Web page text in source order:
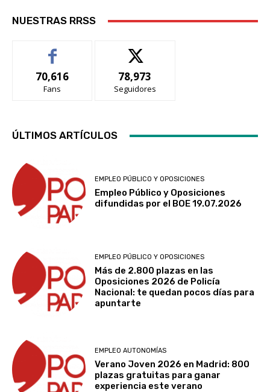
NUESTRAS RRSS
70,616
Fans
78,973
Seguidores
ÚLTIMOS ARTÍCULOS
EMPLEO PÚBLICO Y OPOSICIONES
Empleo Público y Oposiciones
difundidas por el BOE 19.07.2026
EMPLEO PÚBLICO Y OPOSICIONES
Más de 2.800 plazas en las
Oposiciones 2026 de Policía
Nacional: te quedan pocos días para
apuntarte
EMPLEO AUTONOMÍAS
Verano Joven 2026 en Madrid: 800
plazas gratuitas para ganar
experiencia este verano